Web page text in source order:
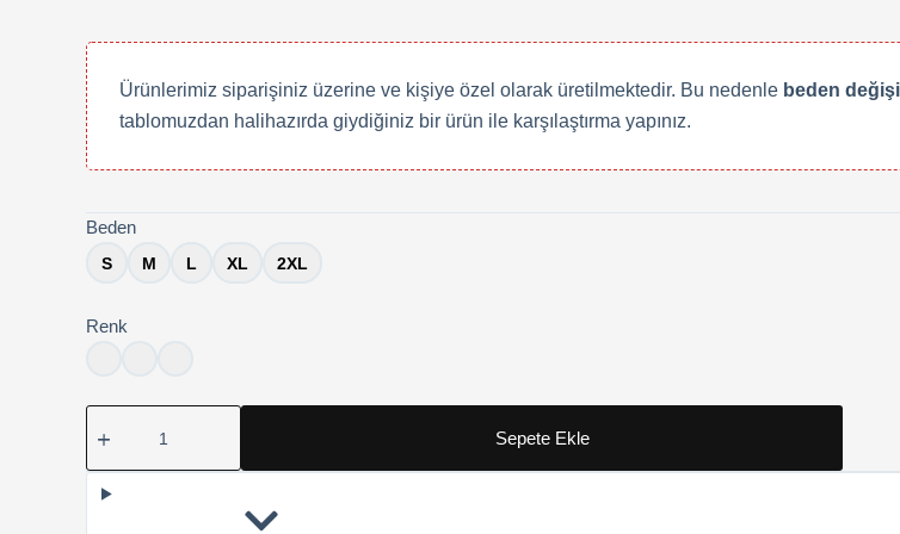
Ürünlerimiz siparişiniz üzerine ve kişiye özel olarak üretilmektedir. Bu nedenle beden
tablomuzdan halihazırda giydiğiniz bir ürün ile karşılaştırma yapınız.
Beden
S M L XL 2XL
Renk
City
MC
Tişörtü
Sepete Ekle